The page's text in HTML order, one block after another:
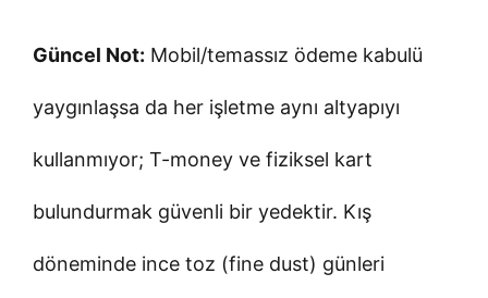
Güncel Not: Mobil/temassız ödeme kabulü
yaygınlaşsa da her işletme aynı altyapıyı
kullanmıyor; T-money ve fiziksel kart
bulundurmak güvenli bir yedektir. Kış
döneminde ince toz (fine dust) günleri